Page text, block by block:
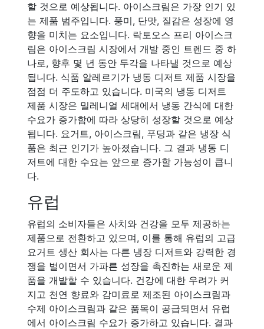
할 것으로 예상됩니다. 아이스크림은 가장 인기 있
는 제품 범주입니다. 풍미, 단맛, 질감은 성장에 영
향을 미치는 요소입니다. 락토오스 프리 아이스크
림은 아이스크림 시장에서 개발 중인 트렌드 중 하
나로, 향후 몇 년 동안 두각을 나타낼 것으로 예상
됩니다. 식품 알레르기가 냉동 디저트 제품 시장을
점점 더 주도하고 있습니다. 미국의 냉동 디저트
제품 시장은 밀레니얼 세대에서 냉동 간식에 대한
수요가 증가함에 따라 상당히 성장할 것으로 예상
됩니다. 요거트, 아이스크림, 푸딩과 같은 냉장 식
품은 최근 인기가 높아졌습니다. 그 결과 냉동 디
저트에 대한 수요는 앞으로 증가할 가능성이 큽니
다.
유럽
유럽의 소비자들은 사치와 건강을 모두 제공하는
제품으로 전환하고 있으며, 이를 통해 유럽의 고급
요거트 생산 회사는 다른 냉장 디저트와 강력한 경
쟁을 벌이면서 가파른 성장을 촉진하는 새로운 제
품을 개발할 수 있습니다. 건강에 대한 우려가 커
지고 천연 향료와 감미료로 제조된 아이스크림과
수제 아이스크림과 같은 품목이 공급되면서 유럽
에서 아이스크림 수요가 증가하고 있습니다. 결과